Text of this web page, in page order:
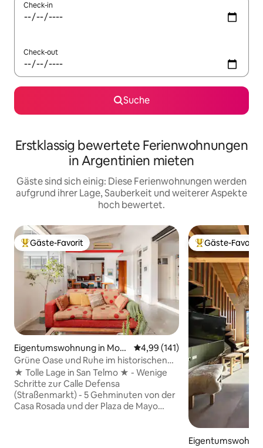
Check-in
Check-out
Suche
Erstklassig bewertete Ferienwohnungen
in Argentinien mieten
Gäste sind sich einig: Diese Ferienwohnungen werden
aufgrund ihrer Lage, Sauberkeit und weiterer Aspekte
hoch bewertet.
Beliebter Gäste-Favorit.
Gäste-Favorit
Eigentumswohnung in Mons
errat
Durchschnittliche Bewertung:
4,99 (141)
Grüne Oase und Ruhe im historischen
Zentrum
★ Tolle Lage in San Telmo ★ - Wenige
Schritte zur Calle Defensa
(Straßenmarkt) - 5 Gehminuten von der
Casa Rosada und der Plaza de Mayo
Beliebter Gäste-
Gäste-Favorit